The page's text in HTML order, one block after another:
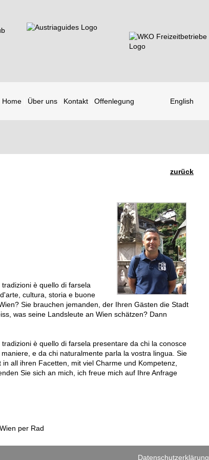
Home Über uns Kontakt Offenlegung English
zurück
è quello di farsela
cultura, storia e buone
Sie brauchen jemanden, der Ihren Gästen die Stadt
was seine Landsleute an Wien schätzen? Dann
è quello di farsela presentare da chi la conosce
e da chi naturalmente parla la vostra lingua. Sie
all ihren Facetten, mit viel Charme und Kompetenz,
Sie sich an mich, ich freue mich auf Ihre Anfrage
per Rad
Datenschutzerklärung